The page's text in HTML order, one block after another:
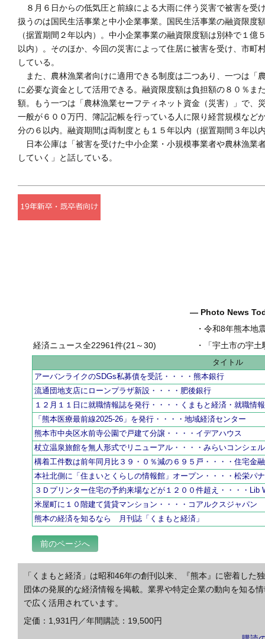
８月６日からの低気圧と前線による大雨に伴う災害で被害を受
扱うのは国民生活事業と中小企業事業。国民生活事業の融資限
（据置期間２年以内）。中小企業事業の融資限度額は別枠で１
以内）。そのほか、今回の災害によって住居に被害を受け、市
している。
また、農林漁業者向けに適用できる制度は二つあり、一つは「
に必要な資金として活用できる。融資限度額は負担額の８０％
額。もう一つは「農林漁業セーフティネット資金（災害）」で
一般が６００万円、簿記記帳を行っている人に限り経営規模な
分の６以内。融資期間は両制度とも１５年以内（据置期間３年
日本公庫は「被害を受けた中小企業・小規模事業者や農林漁業
していく」と話している。
― Photo News
・令和8年熊本地
・
「宇土市の宇土駅前
経済ニュース全22961件(21～30)
タイトル
アーバンライクのSDGs私募債を受託・・・・熊本銀行
流通団地支店にローンプラザ新設・・・・肥後銀行
１２月１１日に就職情報誌を発行・・・・くまもと経済・就職情
「熊本医療最前線2025-26」を発行・・・・地域経済センター
熊本市中央区水前寺公園で戸建て分譲・・・・イデアハウス
杖立温泉旅館を無人形式でリニューアル・・・・みらいコンシェ
構着工件数は前年同月比３９・０％減の６９５戸・・・・住宅金
本社北側に「住まいとくらしの情報館」オープン・・・・松栄パ
３Ｄプリンター住宅の予約来場などが１２００件超え・・・・Lib
米屋町に１０階建て賃貸マンション・・・・コアルクスジャパン
熊本の経済を知るなら 月刊誌「くまもと経済」
前のページへ
「くまもと経済」は昭和46年の創刊以来、『熊本』に密着し
団体の発展的な経済情報を掲載。業界や特定企業の動向を知る
で広く活用されています。
定価：1,931円／年間購読：19,500円